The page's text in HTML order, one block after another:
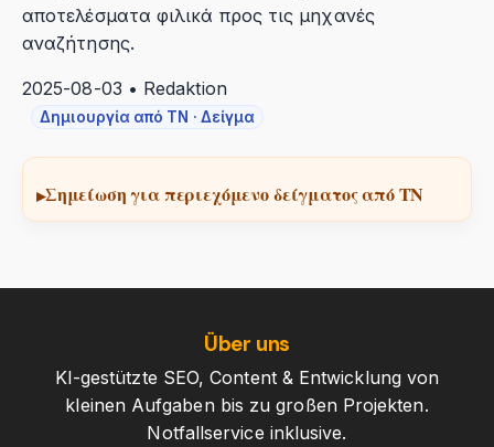
αποτελέσματα φιλικά προς τις μηχανές
αναζήτησης.
2025-08-03 • Redaktion
Δημιουργία από ΤΝ · Δείγμα
Σημείωση για περιεχόμενο δείγματος από ΤΝ
Über uns
KI-gestützte SEO, Content & Entwicklung von
kleinen Aufgaben bis zu großen Projekten.
Notfallservice inklusive.